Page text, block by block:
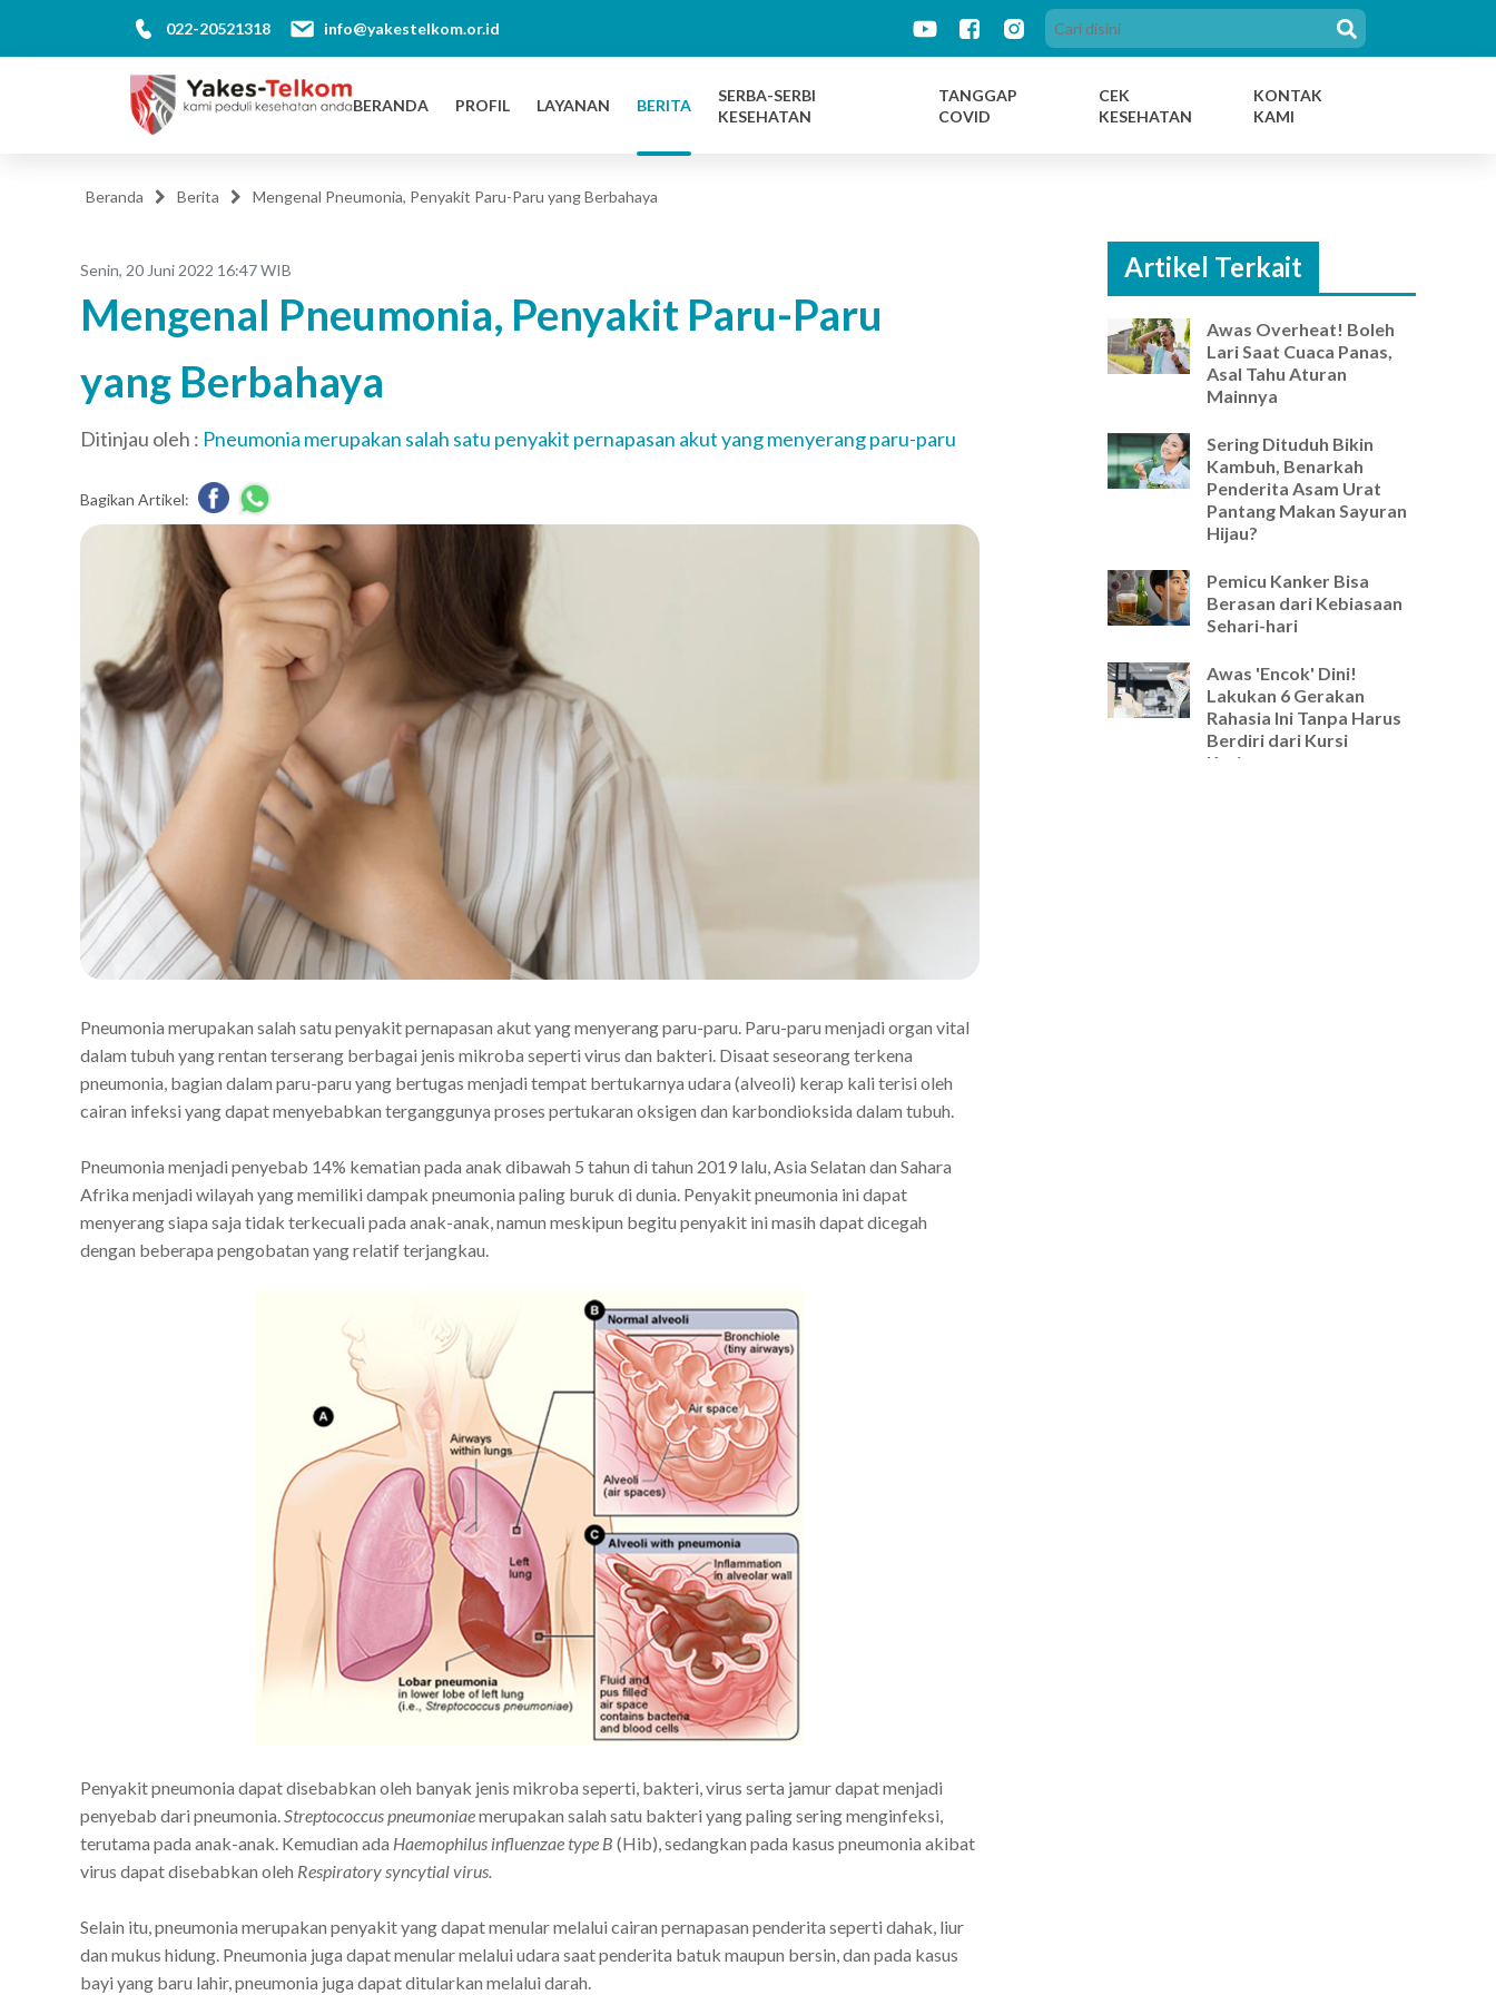
022-20521318 info@yakestelkom.or.id
BERANDA PROFIL LAYANAN BERITA
SERBA-SERBI
KESEHATAN
TANGGAP
COVID
CEK
KESEHATAN
KONTAK
KAMI
Beranda Berita Mengenal Pneumonia, Penyakit Paru-Paru yang Berbahaya
Senin, 20 Juni 2022 16:47 WIB
Mengenal Pneumonia, Penyakit Paru-Paru
yang Berbahaya
Ditinjau oleh : Pneumonia merupakan salah satu penyakit pernapasan akut yang menyerang paru-paru
Bagikan Artikel:
Pneumonia merupakan salah satu penyakit pernapasan akut yang menyerang paru-paru. Paru-paru menjadi organ vital
dalam tubuh yang rentan terserang berbagai jenis mikroba seperti virus dan bakteri. Disaat seseorang terkena
pneumonia, bagian dalam paru-paru yang bertugas menjadi tempat bertukarnya udara (alveoli) kerap kali terisi oleh
cairan infeksi yang dapat menyebabkan terganggunya proses pertukaran oksigen dan karbondioksida dalam tubuh.
Pneumonia menjadi penyebab 14% kematian pada anak dibawah 5 tahun di tahun 2019 lalu, Asia Selatan dan Sahara
Afrika menjadi wilayah yang memiliki dampak pneumonia paling buruk di dunia. Penyakit pneumonia ini dapat
menyerang siapa saja tidak terkecuali pada anak-anak, namun meskipun begitu penyakit ini masih dapat dicegah
dengan beberapa pengobatan yang relatif terjangkau.
Penyakit pneumonia dapat disebabkan oleh banyak jenis mikroba seperti, bakteri, virus serta jamur dapat menjadi
penyebab dari pneumonia.Streptococcus pneumoniaemerupakan salah satu bakteri yang paling sering menginfeksi,
terutama pada anak-anak. Kemudian ada Haemophilus influenzae type B (Hib), sedangkan pada kasus pneumonia akibat
virus dapat disebabkan oleh Respiratory syncytial virus.
Selain itu, pneumonia merupakan penyakit yang dapat menular melalui cairan pernapasan penderita seperti dahak, liur
dan mukus hidung. Pneumonia juga dapat menular melalui udara saat penderita batuk maupun bersin, dan pada kasus
bayi yang baru lahir, pneumonia juga dapat ditularkan melalui darah.
Artikel Terkait
Awas Overheat! Boleh
Lari Saat Cuaca Panas,
Asal Tahu Aturan
Mainnya
Sering Dituduh Bikin
Kambuh, Benarkah
Penderita Asam Urat
Pantang Makan Sayuran
Hijau?
Pemicu Kanker Bisa
Berasan dari Kebiasaan
Sehari-hari
Awas 'Encok' Dini!
Lakukan 6 Gerakan
Rahasia Ini Tanpa Harus
Berdiri dari Kursi
Kerjamu